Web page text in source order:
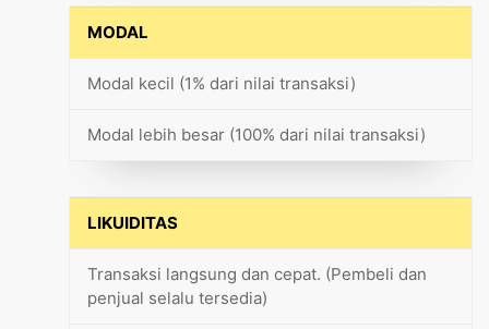
MODAL
Modal kecil (1% dari nilai transaksi)
Modal lebih besar (100% dari nilai transaksi)
LIKUIDITAS
Transaksi langsung dan cepat. (Pembeli dan
penjual selalu tersedia)